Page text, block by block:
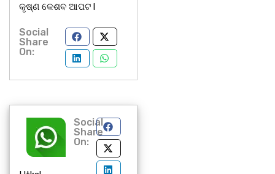
କୃଷ୍ଣ କେଶବ ଆପଟ l
Social
Share
On:
Social
Share
On: